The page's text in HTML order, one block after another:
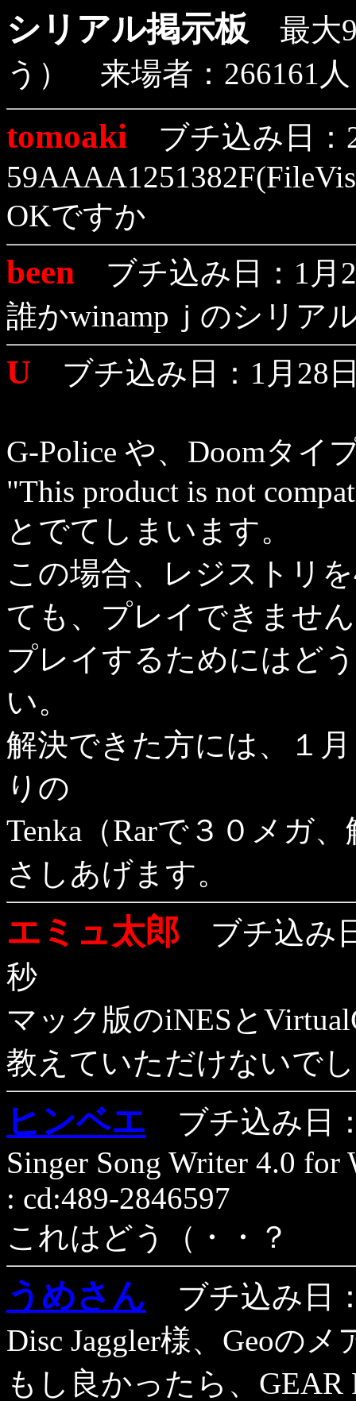
シリアル掲示板 最大
う） 来場者：266161
tomoaki ブチ込み日：
OKですか
been ブチ込み日：1月
誰かwinampｊのシリア
U ブチ込み日：1月28
G-Police や、Doomタイ
"This product is not
とでてしまいます。
この場合、レジストリ
ても、プレイできませ
プレイするためにはど
い。
解決できた方には、１
りの
Tenka（Rarで３０メガ
さしあげます。
エミュ太郎 ブチ込み
秒
マック版のiNESと
教えていただけないで
ヒンベエ ブチ込み日
Singer Song Writer 4.0 for
: cd:489-2846597
これはどう（・・？
うめさん ブチ込み日
Disc Jaggler様、Geoの
もし良かったら、